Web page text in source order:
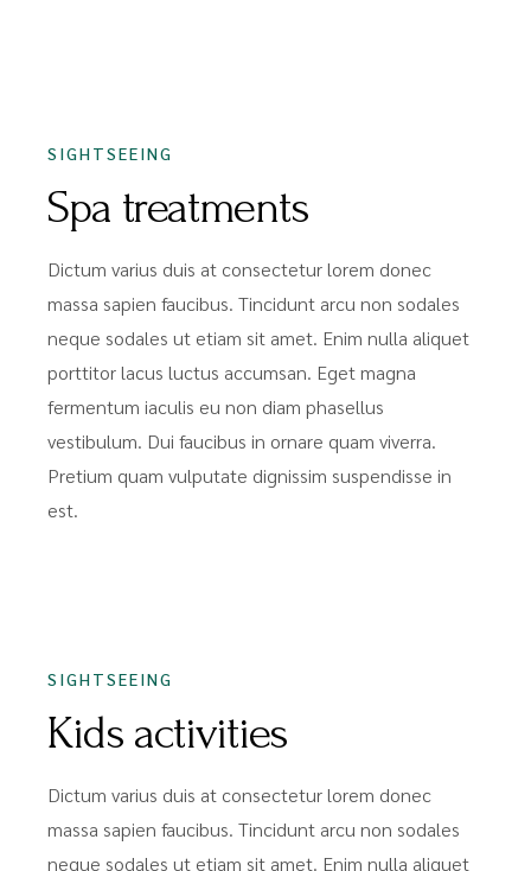
SIGHTSEEING
Spa treatments
Dictum varius duis at consectetur lorem donec
massa sapien faucibus. Tincidunt arcu non sodales
neque sodales ut etiam sit amet. Enim nulla aliquet
porttitor lacus luctus accumsan. Eget magna
fermentum iaculis eu non diam phasellus
vestibulum. Dui faucibus in ornare quam viverra.
Pretium quam vulputate dignissim suspendisse in
est.
SIGHTSEEING
Kids activities
Dictum varius duis at consectetur lorem donec
massa sapien faucibus. Tincidunt arcu non sodales
neque sodales ut etiam sit amet. Enim nulla aliquet